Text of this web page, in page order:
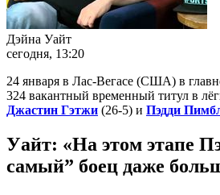
Дэйна Уайт
сегодня, 13:20
24 января в Лас-Вегасе (США) в
324 вакантный временный титул в
Джастин Гэтжи (26-5) и Пэдди
Уайт: «На этом этапе
самый” боец даже